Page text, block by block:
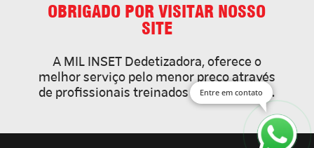
OBRIGADO POR VISITAR NOSSO
SITE
A MIL INSET Dedetizadora, oferece o
melhor serviço pelo menor preço através
de profissionais treinados e qualificados.
Entre em contato